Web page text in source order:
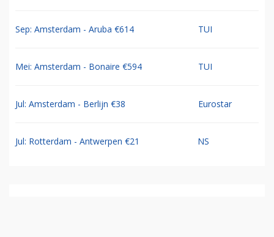
Sep: Amsterdam - Aruba €614 TUI
Mei: Amsterdam - Bonaire €594 TUI
Jul: Amsterdam - Berlijn €38 Eurostar
Jul: Rotterdam - Antwerpen €21 NS